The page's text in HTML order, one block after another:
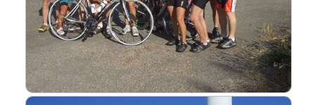
Liens
L'Europe de Michel